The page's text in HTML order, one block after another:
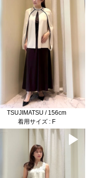
TSUJIMATSU / 156cm
着用サイズ : F